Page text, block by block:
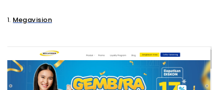
1. Megavision